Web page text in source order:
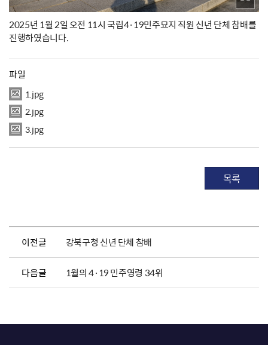
2025년 1월 2일 오전 11시 국립4·19민주묘지 직원 신년 단체 참배를
진행하였습니다.
파일
1.jpg
2.jpg
3.jpg
목록
이전글 강북구청 신년 단체 참배
다음글 1월의 4·19 민주영령 34위